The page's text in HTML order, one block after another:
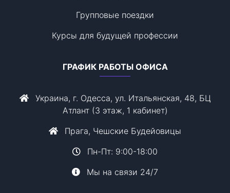
Групповые поездки
Курсы для будущей профессии
ГРАФИК РАБОТЫ ОФИСА
Украина, г. Одесса, ул. Итальянская, 48, БЦ
Атлант (3 этаж, 1 кабинет)
Прага, Чешские Будейовицы
Пн-Пт: 9:00-18:00
Мы на связи 24/7